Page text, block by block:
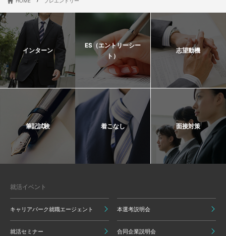
インターン
ES（エントリーシー
ト）
志望動機
筆記試験 着こなし 面接対策
就活イベント
キャリアパーク就職エージェント 本選考説明会
就活セミナー 合同企業説明会